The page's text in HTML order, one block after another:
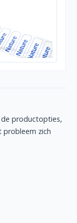
de productopties,
probleem zich